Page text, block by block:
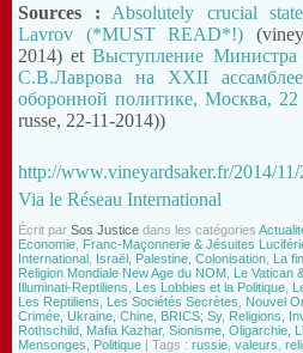
Sources :
Absolutely crucial
Lavrov (*MUST READ*!)
2014) etВыступление Министра
С.В.Лаврова на XXII
оборонной политике, Москва, 22
russe, 22-11-2014))
http://www.vineyardsaker.fr/2014/
Via le Réseau International
Écrit par Sos Justice dans les catégories
Economie Franc-Maçonnerie & Jésuites
International Israël, Palestine, Colonisation La
Religion Mondiale New Age du NOM Le Vatican
Illuminati-Reptiliens
Les Lobbies et la Politique
Les Reptiliens
Les Sociétés Secrètes Nouvel
Crimée, Ukraine, Chine, BRICS; Sy, Religions,
Rothschild, Mafia Kazhar, Sionisme, Oligarchie,
Mensonges, Politique | Tags : russie valeurs